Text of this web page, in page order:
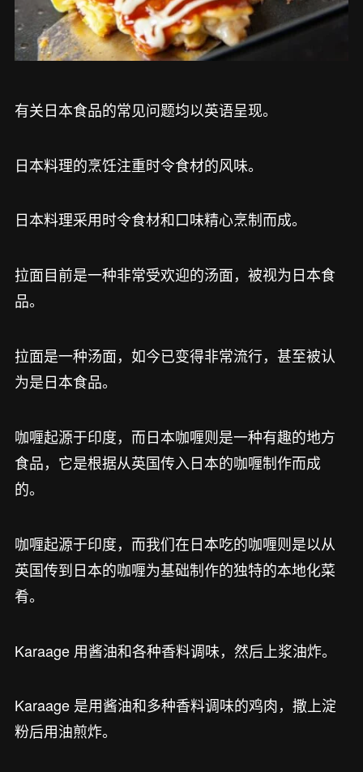
有关日本食品的常见问题均以英语呈现。
日本料理的烹饪注重时令食材的风味。
日本料理采用时令食材和口味精心烹制而成。
拉面目前是一种非常受欢迎的汤面，被视为日本食
品。
拉面是一种汤面，如今已变得非常流行，甚至被认
为是日本食品。
咖喱起源于印度，而日本咖喱则是一种有趣的地方
食品，它是根据从英国传入日本的咖喱制作而成
的。
咖喱起源于印度，而我们在日本吃的咖喱则是以从
英国传到日本的咖喱为基础制作的独特的本地化菜
肴。
Karaage 用酱油和各种香料调味，然后上浆油炸。
Karaage 是用酱油和多种香料调味的鸡肉，撒上淀
粉后用油煎炸。